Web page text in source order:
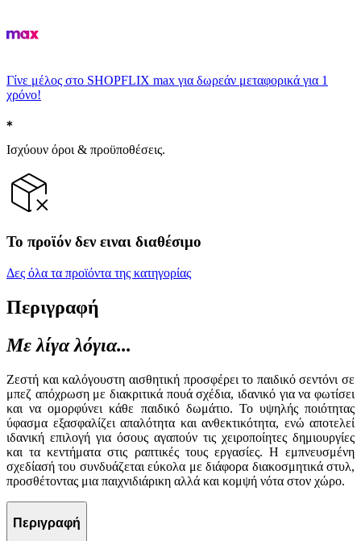
Γίνε μέλος στο SHOPFLIX max για δωρεάν μεταφορικά για 1
χρόνο!
Ισχύουν όροι & προϋποθέσεις.
Το προϊόν δεν ειναι διαθέσιμο
Δες όλα τα προϊόντα της κατηγορίας
Περιγραφή
Με λίγα λόγια...
Ζεστή και καλόγουστη αισθητική προσφέρει το παιδικό σεντόνι σε
μπεζ απόχρωση με διακριτικά πουά σχέδια, ιδανικό για να φωτίσει
και να ομορφύνει κάθε παιδικό δωμάτιο. Το υψηλής ποιότητας
ύφασμα εξασφαλίζει απαλότητα και ανθεκτικότητα, ενώ αποτελεί
ιδανική επιλογή για όσους αγαπούν τις χειροποίητες δημιουργίες
και τα κεντήματα στις ραπτικές τους εργασίες. Η εμπνευσμένη
σχεδίασή του συνδυάζεται εύκολα με διάφορα διακοσμητικά στυλ,
προσθέτοντας μια παιχνιδιάρικη αλλά και κομψή νότα στον χώρο.
Περιγραφή